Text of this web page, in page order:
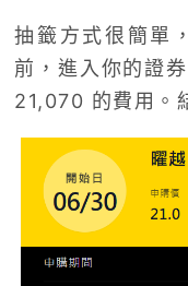
抽籤方式很簡單
前，進入你的證
21,070 的費用。